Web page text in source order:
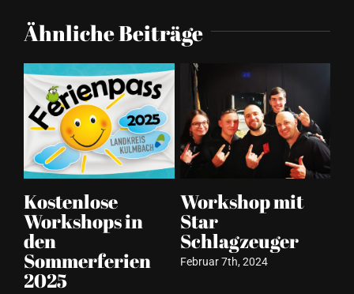
Ähnliche Beiträge
Kostenlose
Workshops in
den
Sommerferien
2025
Workshop mit
Star
Schlagzeuger
Februar 7th, 2024